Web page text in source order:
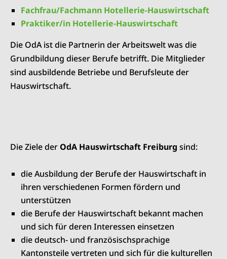
Fachfrau/Fachmann Hotellerie-Hauswirtschaft
Praktiker/in Hotellerie-Hauswirtschaft
Die OdA ist die Partnerin der Arbeitswelt was die
Grundbildung dieser Berufe betrifft. Die Mitglieder
sind ausbildende Betriebe und Berufsleute der
Hauswirtschaft.
Die Ziele derOdA Hauswirtschaft Freiburg sind:
die Ausbildung der Berufe der Hauswirtschaft in
ihren verschiedenen Formen fördern und
unterstützen
die Berufe der Hauswirtschaft bekannt machen
und sich für deren Interessen einsetzen
die deutsch- und französischsprachige
Kantonsteile vertreten und sich für die kulturellen